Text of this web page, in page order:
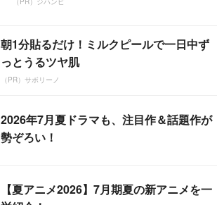
朝1分貼るだけ！ミルクピールで一日中ず
っとうるツヤ肌
（PR）サボリーノ
2026年7月夏ドラマも、注目作＆話題作が
勢ぞろい！
【夏アニメ2026】7月期夏の新アニメを一